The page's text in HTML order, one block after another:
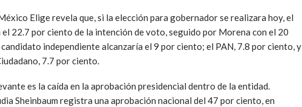
Elige revela que, si la elección para gobernador se realizara hoy, el
22.7 por ciento de la intención de voto, seguido por Morena con el 20
independiente alcanzaría el 9 por ciento; el PAN, 7.8 por ciento, y
7.7 por ciento.
es la caída en la aprobación presidencial dentro de la entidad.
Sheinbaum registra una aprobación nacional del 47 por ciento, en